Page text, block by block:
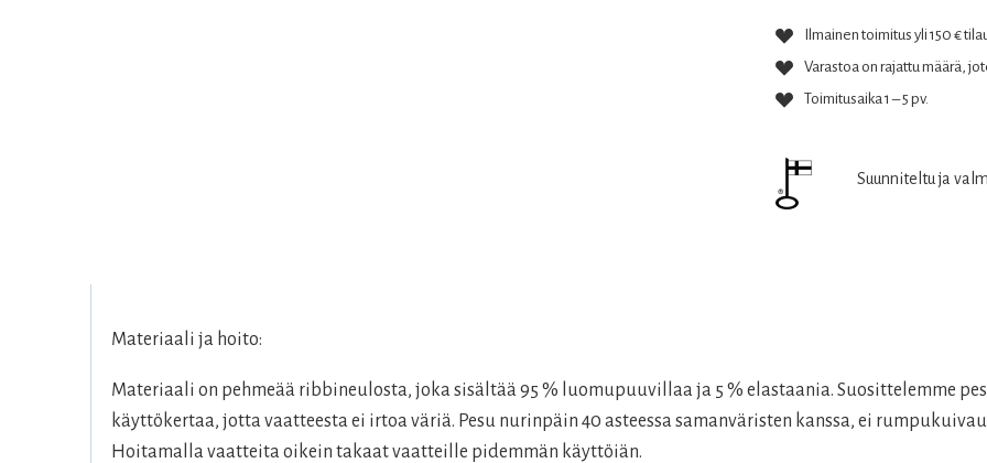
Ilmainen toimitus yli 150 €
Varastoa on rajattu määrä,
Toimitusaika 1 – 5 pv.
Suunniteltu ja
Materiaali ja hoito:
Materiaali on pehmeää ribbineulosta, joka sisältää 95 % luomupuuvillaa ja 5 % elastaania. Suosittelemme
käyttökertaa, jotta vaatteesta ei irtoa väriä. Pesu nurinpäin 40 asteessa samanväristen kanssa, ei
Hoitamalla vaatteita oikein takaat vaatteille pidemmän käyttöiän.